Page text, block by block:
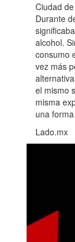
Ciudad
Durante
alcohol.
consumo
vez más
el mismo
misma
una
Lado.mx